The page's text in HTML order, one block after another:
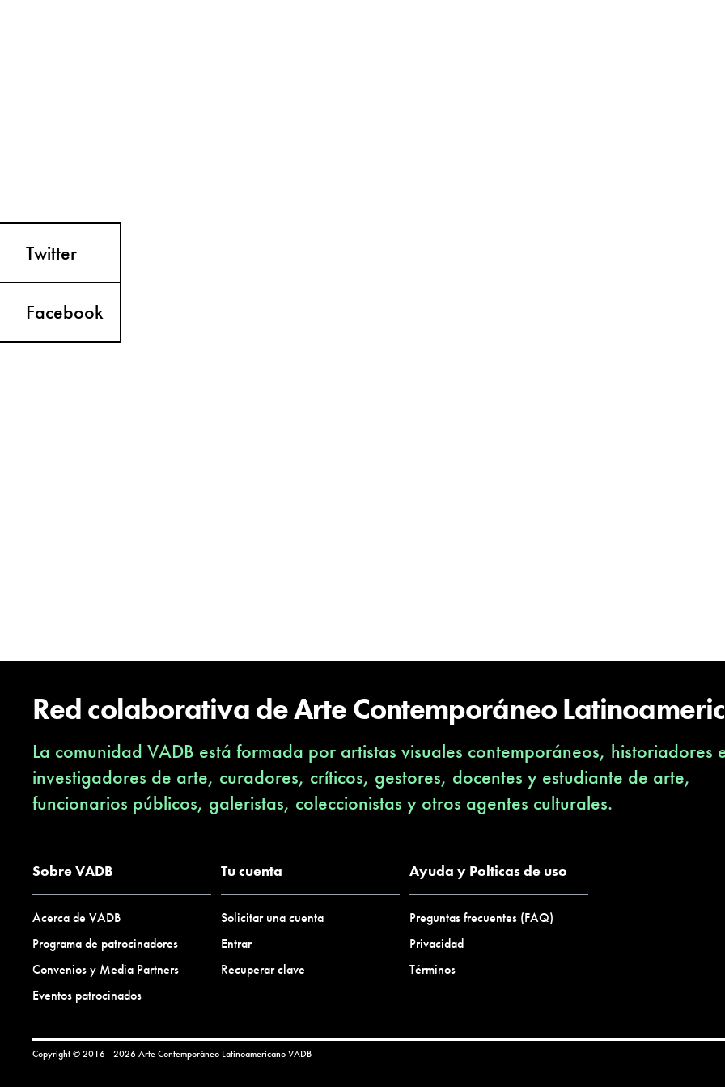
Twitter
Facebook
Red colaborativa de Arte Contemporáneo
La comunidad VADB está formada por artistas visuales contemporáneos, historiadores
investigadores de arte, curadores, críticos, gestores, docentes y estudiante de arte,
funcionarios públicos, galeristas, coleccionistas y otros agentes culturales.
Sobre VADB
Acerca de VADB
Programa de patrocinadores
Convenios y Media Partners
Eventos patrocinados
Tu cuenta
Solicitar una cuenta
Entrar
Recuperar clave
Ayuda y Polticas de uso
Preguntas frecuentes (FAQ)
Privacidad
Términos
Copyright © 2016 - 2026 Arte Contemporáneo LatinoamericanoVADB